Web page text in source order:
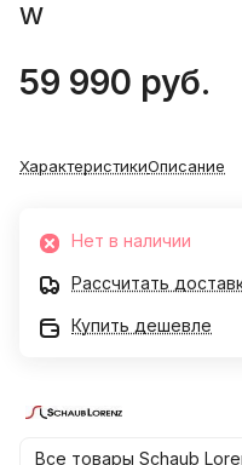
W
59 990 руб.
ХарактеристикиОписание
Нет в наличии
Рассчитать
Купить дешевле
Все товары Schaub